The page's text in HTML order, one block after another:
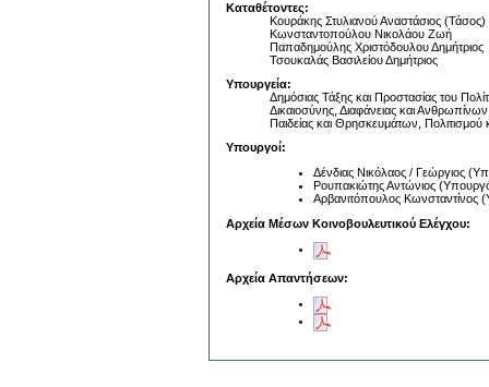
Καταθέτοντες:
Κουράκης Στυλιανού Αναστάσιος (Τάσος)
Κωνσταντοπούλου Νικολάου Ζωή
Παπαδημούλης Χριστόδουλου Δημήτριος
Τσουκαλάς Βασιλείου Δημήτριος
Υπουργεία:
Δημόσιας Τάξης και Προστασίας του
Δικαιοσύνης, Διαφάνειας και
Παιδείας και Θρησκευμάτων, Πολιτισμού
Υπουργοί:
Δένδιας Νικόλαος / Γεώργιος
Ρουπακιώτης Αντώνιος
Αρβανιτόπουλος Κωνσταντίνος
Αρχεία Μέσων Κοινοβουλευτικού Ελέγχου:
Αρχεία Απαντήσεων: